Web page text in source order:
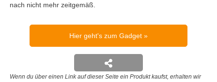
nach nicht mehr zeitgemäß.
Hier geht's zum Gadget
Wenn du über einen Link auf dieser Seite ein Produkt kaufst, erhalten wir